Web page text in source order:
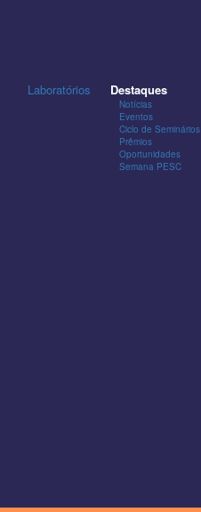
Laboratórios Destaques
Notícias
Eventos
Ciclo de Seminários
Prêmios
Oportunidades
Semana PESC